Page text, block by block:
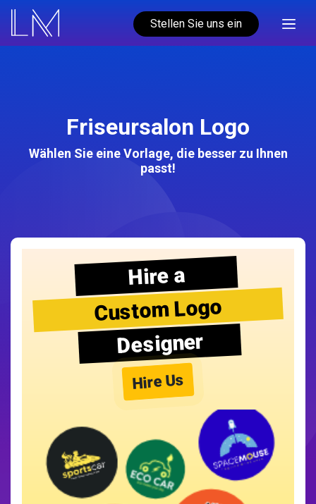
Stellen Sie uns ein
Friseursalon Logo
Wählen Sie eine Vorlage, die besser zu Ihnen
passt!
Hire a
Custom Logo
Designer
Hire Us